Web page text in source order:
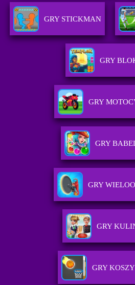
GRY STICKMAN
GRY
GRY
GRY
GRY
GRY
GRY